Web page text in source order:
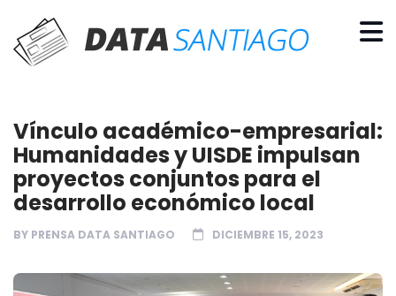
Vínculo académico-empresarial:
Humanidades y UISDE impulsan
proyectos conjuntos para el
desarrollo económico local
BY PRENSA DATA SANTIAGO DICIEMBRE 15, 2023